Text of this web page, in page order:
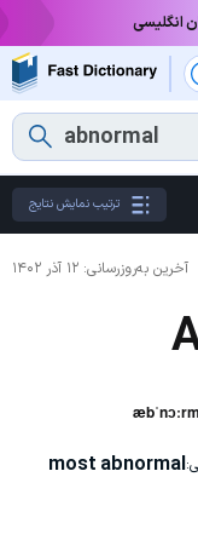
انگلیسی
ترتیب نمایش نتایج
آخرین به‌روزرسانی: ۱۲ آذر ۱۴۰۲
most abnormal